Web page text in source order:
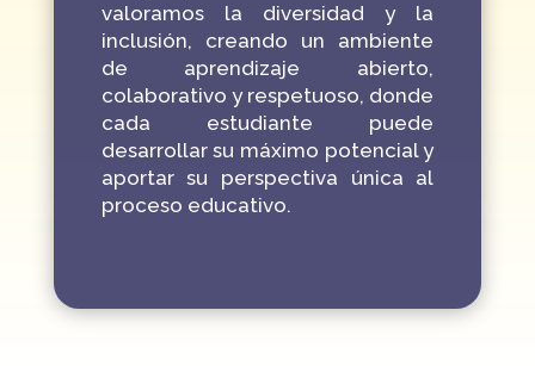
valoramos la diversidad y la
inclusión, creando un ambiente
de aprendizaje abierto,
colaborativo y respetuoso, donde
cada estudiante puede
desarrollar su máximo potencial y
aportar su perspectiva única al
proceso educativo.